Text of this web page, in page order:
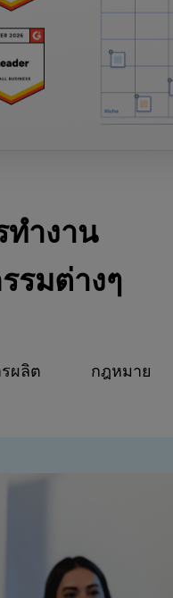
ำงาน
รมต่างๆ
ผลิต กฎหมาย